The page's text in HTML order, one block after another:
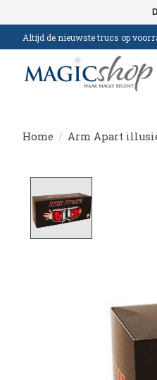
Altijd de nieuwste trucs op
Home / Arm Apart